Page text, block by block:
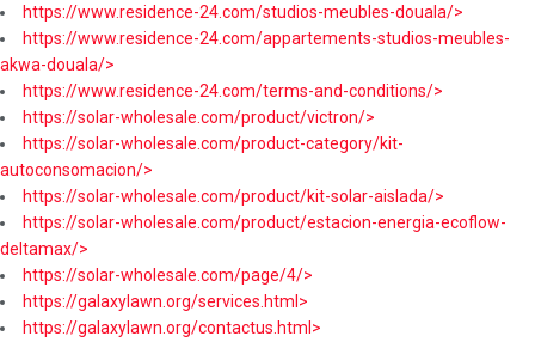
https://www.residence-24.com/studios-meubles-douala/>
https://www.residence-24.com/appartements-studios-meubles-
akwa-douala/>
https://www.residence-24.com/terms-and-conditions/>
https://solar-wholesale.com/product/victron/>
https://solar-wholesale.com/product-category/kit-
autoconsomacion/>
https://solar-wholesale.com/product/kit-solar-aislada/>
https://solar-wholesale.com/product/estacion-energia-ecoflow-
deltamax/>
https://solar-wholesale.com/page/4/>
https://galaxylawn.org/services.html>
https://galaxylawn.org/contactus.html>